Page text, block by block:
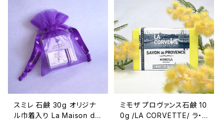
スミレ 石鹸 30g オリジナ
ル巾着入り La Maison de
ミモザ プロヴァンス石鹸 10
0g /LA CORVETTE/ ラ・